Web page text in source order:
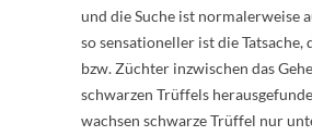
und die Suche ist normalerweise
so sensationeller ist die Tatsache,
bzw. Züchter inzwischen das
schwarzen Trüffels
wachsen schwarze Trüffel nur